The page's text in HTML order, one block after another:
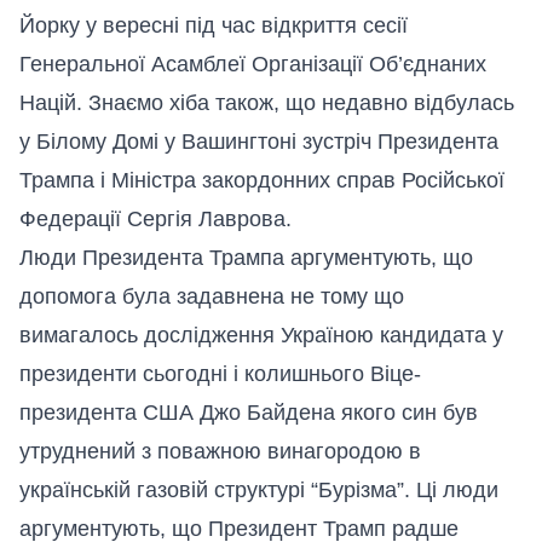
Йорку у вересні під час відкриття сесії
Генеральної Асамблеї Організації Об’єднаних
Націй. Знаємо хіба також, що недавно відбулась
у Білому Домі у Вашингтоні зустріч Президента
Трампа і Міністра закордонних справ Російської
Федерації Сергія Лаврова.
Люди Президента Трампа аргументують, що
допомога була задавнена не тому що
вимагалось дослідження Україною кандидата у
президенти сьогодні і колишнього Віце-
президента США Джо Байдена якого син був
утруднений з поважною винагородою в
українській газовій структурі “Бурізма”. Ці люди
аргументують, що Президент Трамп радше